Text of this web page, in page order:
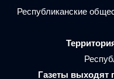
Республиканские
Газеты выходят